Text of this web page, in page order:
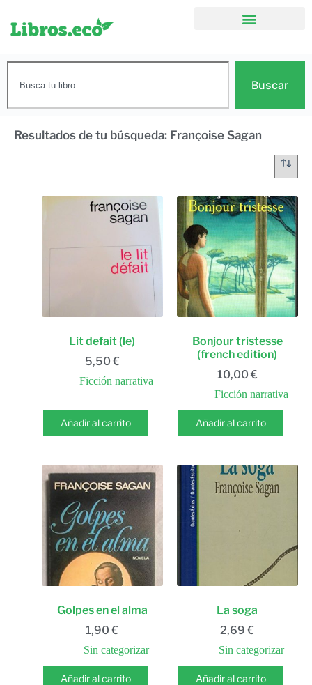
Buscar
Resultados de tu búsqueda: Françoise Sagan
Lit defait (le)
5,50 €
Ficción narrativa
Añadir al carrito
Bonjour tristesse
(french edition)
10,00 €
Ficción narrativa
Añadir al carrito
Golpes en el alma
1,90€
Sin categorizar
Añadir al carrito
La soga
2,69€
Sin categorizar
Añadir al carrito